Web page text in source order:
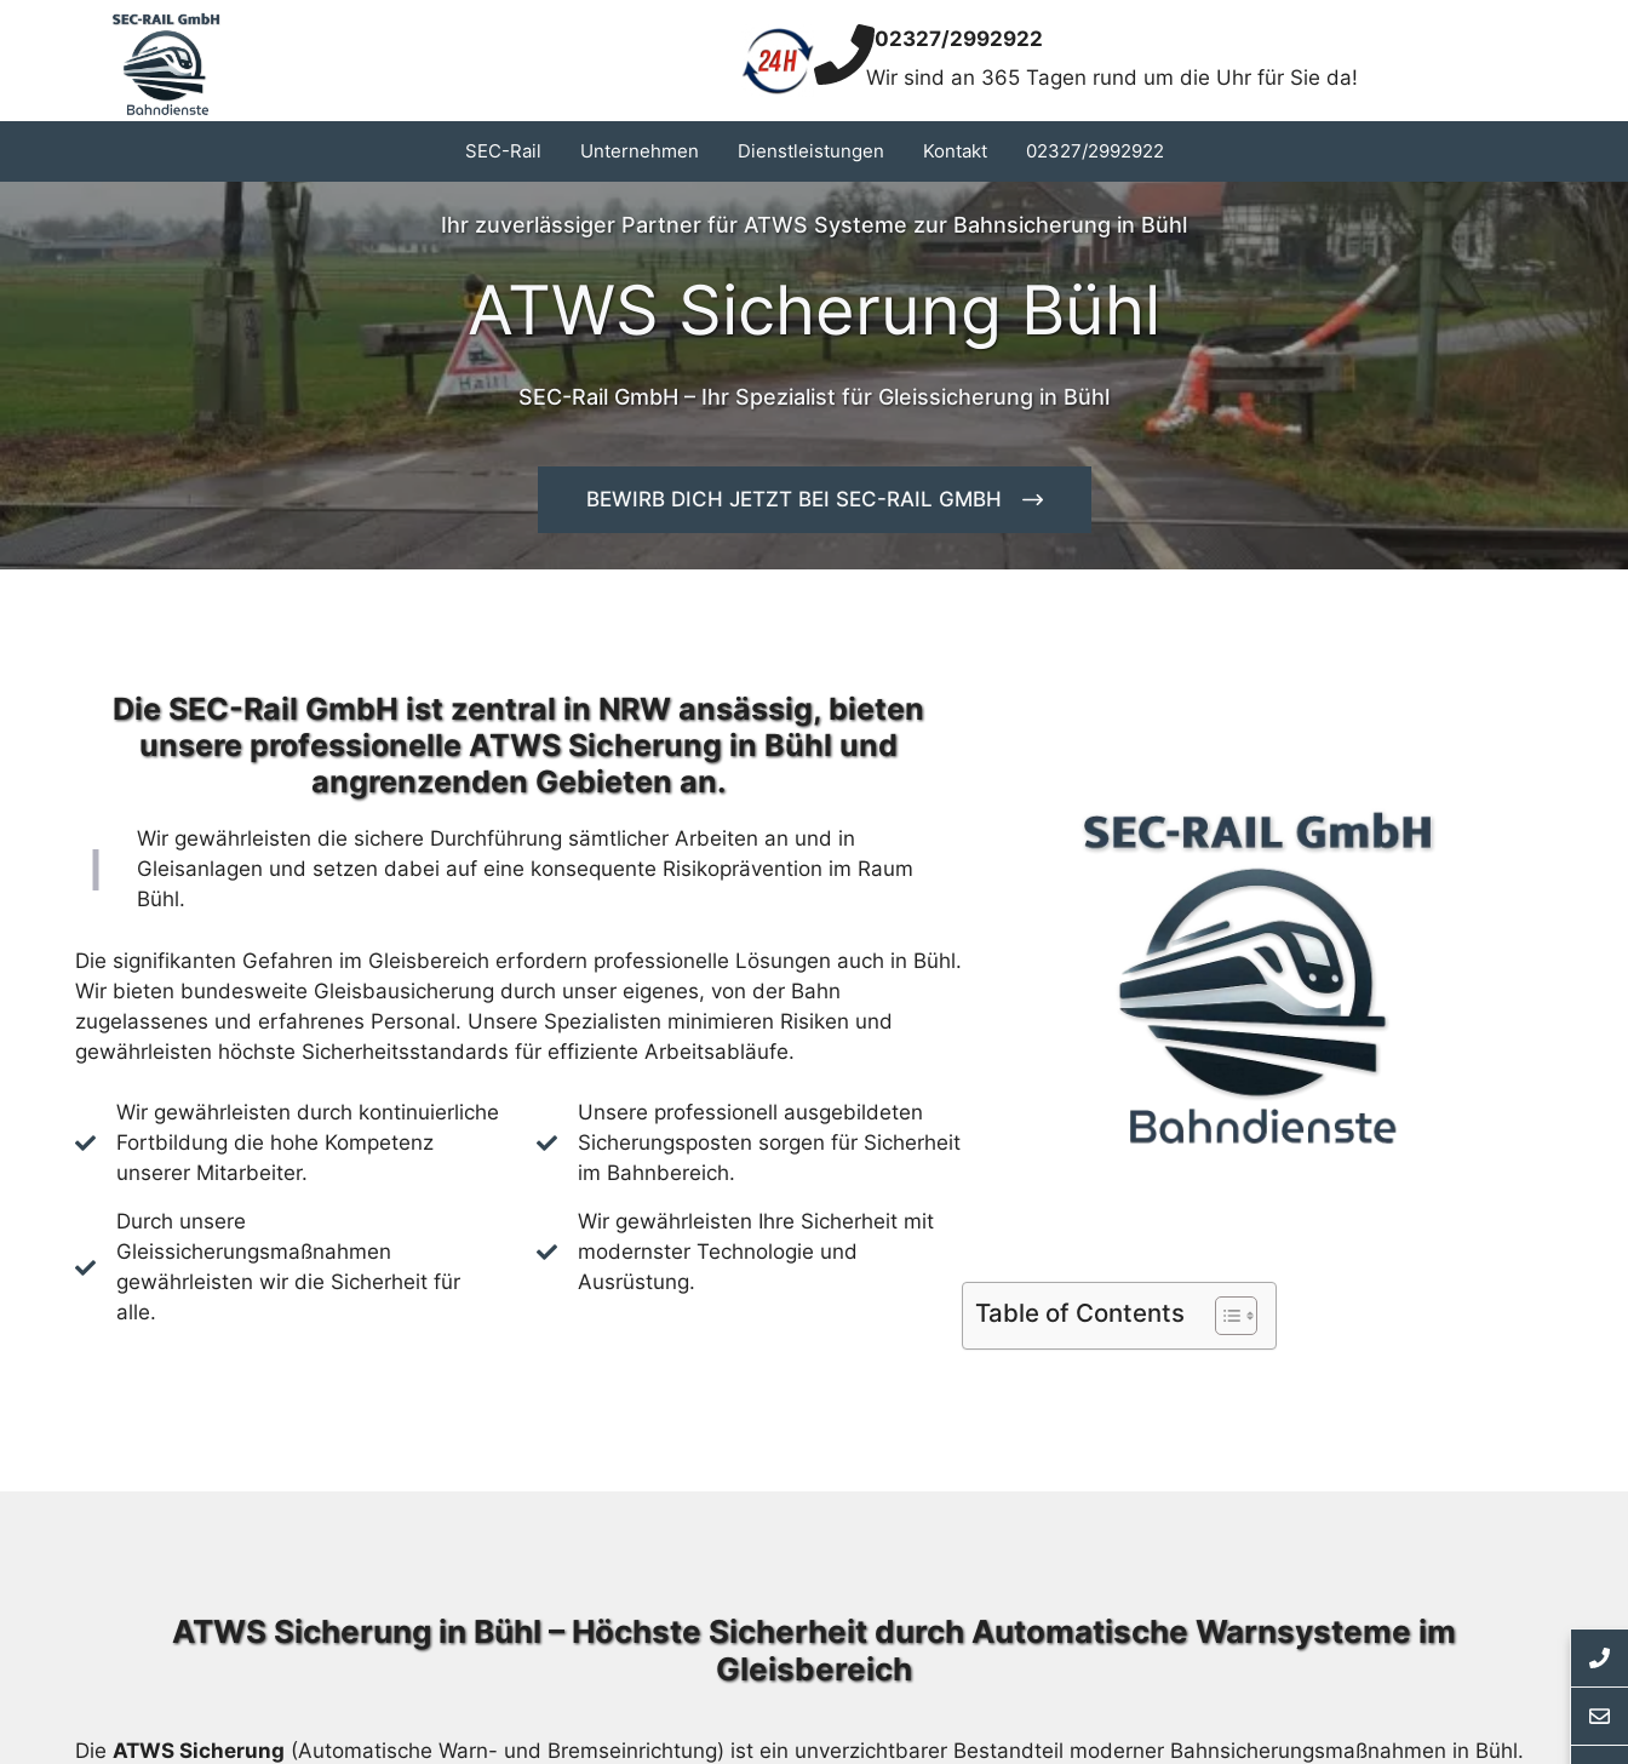
02327/2992922
Wir sind an 365 Tagen rund um die Uhr für Sie da!
SEC-Rail Unternehmen Dienstleistungen Kontakt 02327/2992922
Ihr zuverlässiger Partner für ATWS Systeme zur Bahnsicherung in Bühl
ATWS Sicherung Bühl
SEC-Rail GmbH – Ihr Spezialist für Gleissicherung in Bühl
BEWIRB DICH JETZT BEI SEC-RAIL GMBH
Die SEC-Rail GmbH ist zentral in NRW ansässig, bieten
unsere professionelle ATWS Sicherung in Bühl und
angrenzenden Gebieten an.
Wir gewährleisten die sichere Durchführung sämtlicher Arbeiten an und in
Gleisanlagen und setzen dabei auf eine konsequente Risikoprävention im Raum
Bühl.
Die signifikanten Gefahren im Gleisbereich erfordern professionelle Lösungen auch in Bühl.
Wir bieten bundesweite Gleisbausicherung durch unser eigenes, von der Bahn
zugelassenes und erfahrenes Personal. Unsere Spezialisten minimieren Risiken und
gewährleisten höchste Sicherheitsstandards für effiziente Arbeitsabläufe.
Wir gewährleisten durch kontinuierliche
Fortbildung die hohe Kompetenz
unserer Mitarbeiter.
Durch unsere
Gleissicherungsmaßnahmen
gewährleisten wir die Sicherheit für
alle.
Unsere professionell ausgebildeten
Sicherungsposten sorgen für Sicherheit
im Bahnbereich.
Wir gewährleisten Ihre Sicherheit mit
modernster Technologie und
Ausrüstung.
Table of Contents
ATWS Sicherung in Bühl – Höchste Sicherheit durch Automatische Warnsysteme im
Gleisbereich
Die ATWS Sicherung (Automatische Warn- und Bremseinrichtung) ist ein unverzichtbarer Bestandteil moderner Bahnsicherungsmaßnahmen in Bühl.